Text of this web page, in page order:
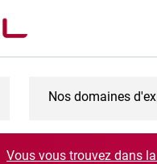
Nos domaines
Vous vous trouvez dans